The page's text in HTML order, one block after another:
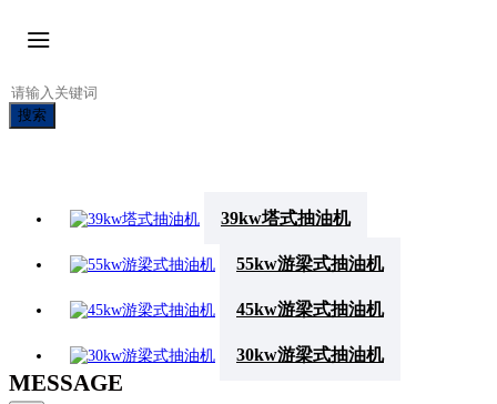
搜索
39kw塔式抽油机
55kw游梁式抽油机
45kw游梁式抽油机
30kw游梁式抽油机
MESSAGE